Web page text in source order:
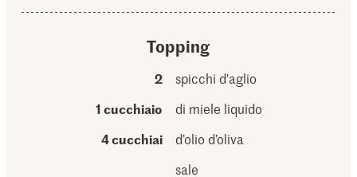
Topping
2
spicchi d'aglio
1 cucchiaio
di miele liquido
4 cucchiai
d’olio d’oliva
sale